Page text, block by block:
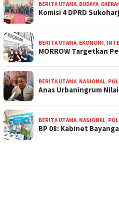
BERITA UTAMA, BUDAYA,
Komisi 4 DPRD
BERITA UTAMA, EKONOMI,
MORROW Targetkan
BERITA UTAMA, NASIONAL,
Anas Urbaningrum
BERITA UTAMA, NASIONAL,
BP 08: Kabinet